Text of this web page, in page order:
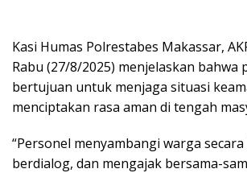
Kasi Humas Polrestabes Makassar,
Rabu (27/8/2025) menjelaskan bahwa
bertujuan untuk menjaga situasi
menciptakan rasa aman di tengah
“Personel menyambangi warga
berdialog, dan mengajak bersama-